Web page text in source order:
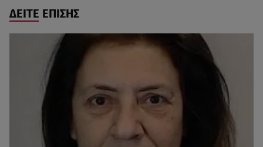
ΔΕΙΤΕ ΕΠΙΣΗΣ